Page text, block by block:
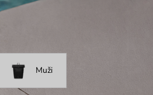
Muži